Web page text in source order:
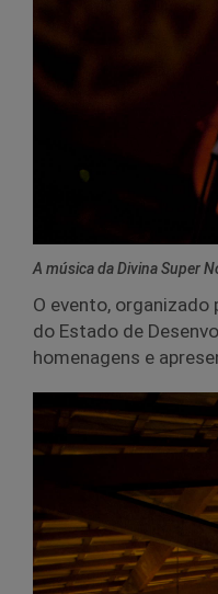
A música da Divina Super
O evento, organizado
do Estado de
homenagens e